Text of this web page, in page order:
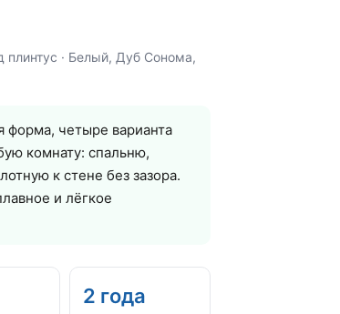
плинтус · Белый, Дуб Сонома,
форма, четыре варианта
комнату: спальню,
к стене без зазора.
и лёгкое
2 года